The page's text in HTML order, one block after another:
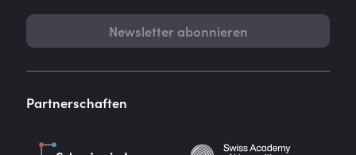
Newsletter abonnieren
Partnerschaften